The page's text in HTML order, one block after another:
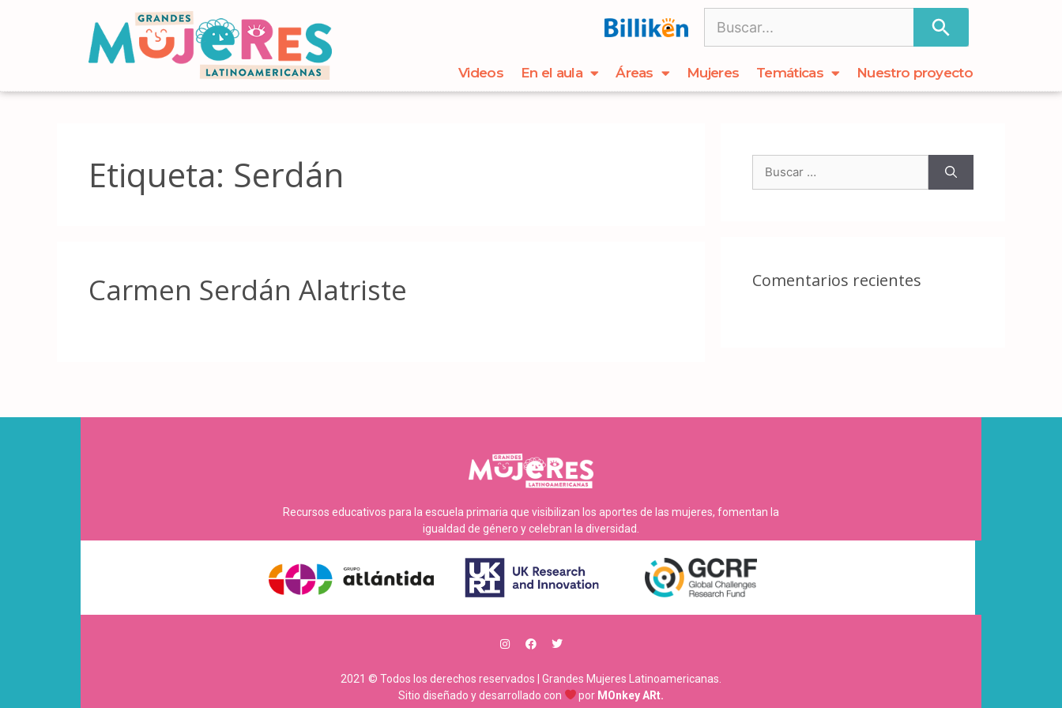
Videos En el aula Áreas Mujeres Temáticas Nuestro proyecto
Etiqueta: Serdán
Carmen Serdán Alatriste Comentarios recientes
Recursos educativos para la escuela primaria que visibilizan los aportes de las mujeres, fomentan la
igualdad de género y celebran la diversidad.
2021 © Todos los derechos reservados | Grandes Mujeres Latinoamericanas.
Sitio diseñado y desarrollado con
por MOnkey ARt.